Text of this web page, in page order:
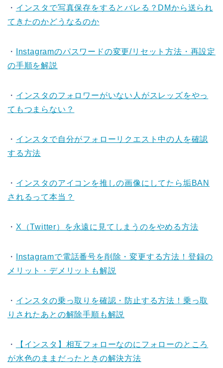
・ インスタで写真保存をするとバレる？DMから送られ
てきたのかどうなるのか
・
Instagramのパスワードの変更/リセット方法・再設定
の手順を解説
・ インスタのフォロワーがいない人がスレッズをやっ
てもつまらない？
・ インスタで自分がフォローリクエスト中の人を確認
する方法
・ インスタのアイコンを推しの画像にしてたら垢BAN
されるって本当？
・ X（Twitter）を永遠に見てしまうのをやめる方法
・
Instagramで電話番号を削除・変更する方法！登録の
メリット・デメリットも解説
・ インスタの乗っ取りを確認・防止する方法！乗っ取
りされたあとの解除手順も解説
・
【インスタ】相互フォローなのにフォローのところ
が水色のままだったときの解決方法